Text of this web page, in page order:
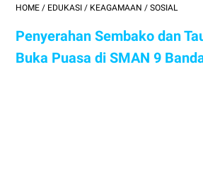
HOME / EDUKASI / KEAGAMAAN / SOSIAL
Penyerahan Sembako dan
Buka Puasa di SMAN 9